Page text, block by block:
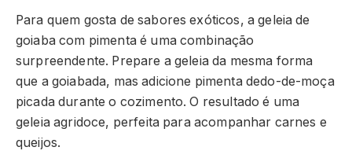
Para quem gosta de sabores exóticos, a geleia de
goiaba com pimenta é uma combinação
surpreendente. Prepare a geleia da mesma forma
que a goiabada, mas adicione pimenta dedo-de-moça
picada durante o cozimento. O resultado é uma
geleia agridoce, perfeita para acompanhar carnes e
queijos.